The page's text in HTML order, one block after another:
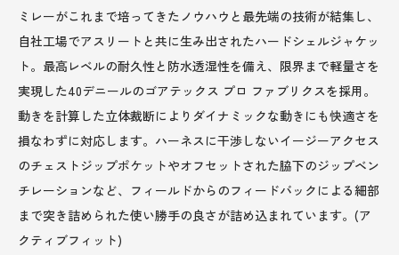
ミレーがこれまで培ってきたノウハウと最先端の技術が結集し、
自社工場でアスリートと共に生み出されたハードシェルジャケッ
ト。最高レベルの耐久性と防水透湿性を備え、限界まで軽量さを
実現した40デニールのゴアテックス プロ ファブリクスを採用。
動きを計算した立体裁断によりダイナミックな動きにも快適さを
損なわずに対応します。ハーネスに干渉しないイージーアクセス
のチェストジップポケットやオフセットされた脇下のジップベン
チレーションなど、フィールドからのフィードバックによる細部
まで突き詰められた使い勝手の良さが詰め込まれています。(ア
クティブフィット)